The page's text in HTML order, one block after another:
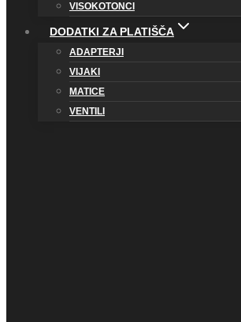
VISOKOTONCI
DODATKI ZA PLATIŠČA
ADAPTERJI
VIJAKI
MATICE
VENTILI